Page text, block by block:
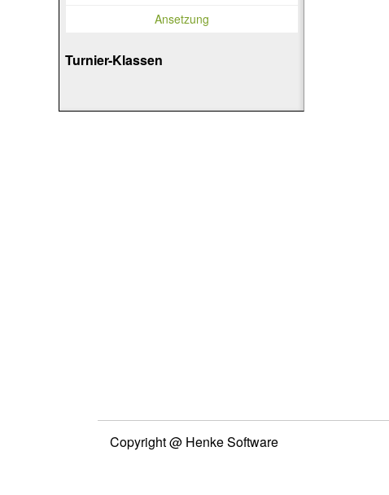
Ansetzung
Turnier-Klassen
Copyright @ Henke Software